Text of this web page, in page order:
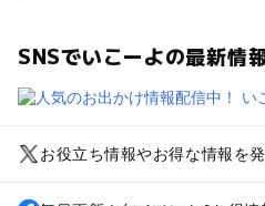
SNSでいこーよの最新情
お役立ち情報やお得な情報を